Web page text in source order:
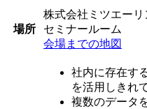
場所
株式会社ミツエーリ
セミナールーム
会場までの地図
社内に存在す
を活用しきれ
複数のデータ